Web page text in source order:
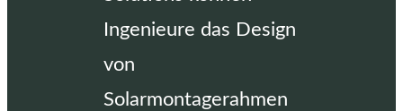
Ingenieure das Design
von
Solarmontagerahmen